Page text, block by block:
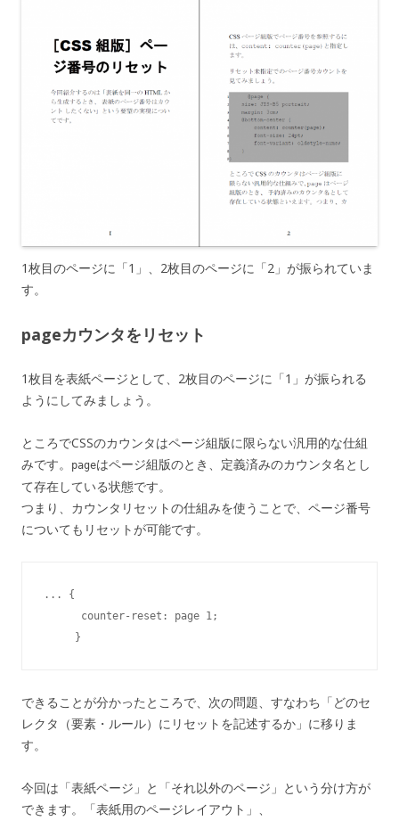
1枚目のページに「1」、2枚目のページに「2」が振られていま
す。
pageカウンタをリセット
1枚目を表紙ページとして、2枚目のページに「1」が振られる
ようにしてみましょう。
ところでCSSのカウンタはページ組版に限らない汎用的な仕組
みです。
pageはページ組版のとき、定義済みのカウンタ名とし
て存在している状態です。
つまり、カウンタリセットの仕組みを使うことで、ページ番号
についてもリセットが可能です。
... {
      counter-reset: page 1;
     }
できることが分かったところで、次の問題、すなわち「どのセ
レクタ（要素・ルール）にリセットを記述するか」に移りま
す。
今回は「表紙ページ」と「それ以外のページ」という分け方が
できます。「表紙用のページレイアウト」、